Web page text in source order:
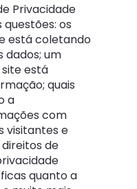
Privacidade
os
está coletando
dados; um
está
quais
a
com
visitantes e
de
quanto a